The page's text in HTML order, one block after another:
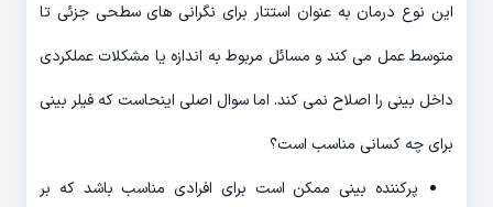
این نوع درمان به عنوان استتار برای نگرانی های سطحی جزئی تا
متوسط عمل می کند و مسائل مربوط به اندازه یا مشکلات عملکردی
داخل بینی را اصلاح نمی کند. اما سوال اصلی اینحاست که فیلر بینی
برای چه کسانی مناسب است؟
پرکننده بینی ممکن است برای افرادی مناسب باشد که بر